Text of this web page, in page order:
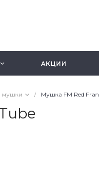
АКЦИИ
мушки / Мушка FM Red